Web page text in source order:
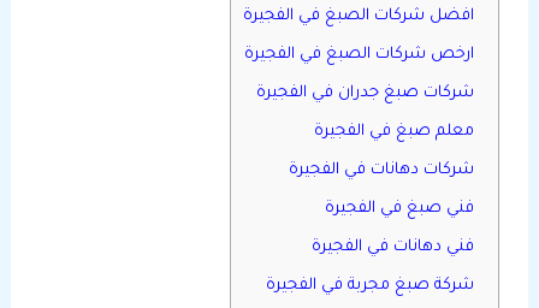
افضل شركات الصبغ في الفجيرة
ارخص شركات الصبغ في الفجيرة
شركات صبغ جدران في الفجيرة
معلم صبغ في الفجيرة
شركات دهانات في الفجيرة
فني صبغ في الفجيرة
فني دهانات في الفجيرة
شركة صبغ مجربة في الفجيرة